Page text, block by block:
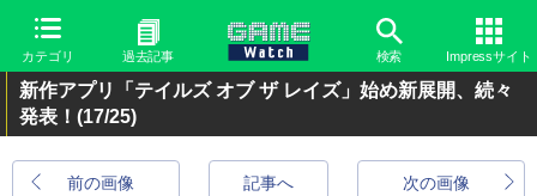
カテゴリ 過去記事 検索 Impressサイト
新作アプリ「テイルズ オブ ザ レイズ」始め新展開、続々
発表！ (17/25)
前の画像 次の画像
記事へ